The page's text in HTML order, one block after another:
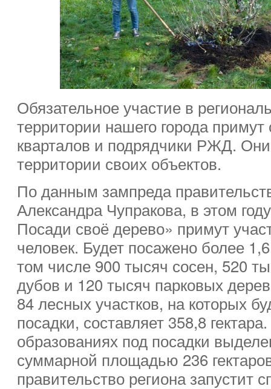
Обязательное участие в
территории нашего города
кварталов и подрядчики РЖД. Они
территории своих объектов.
По данным зампреда
Александра Чупракова, в этом
Посади своё дерево» примут
человек. Будет посажено более
том числе 900 тысяч сосен, 520
дубов и 120 тысяч парковых
84 лесных участков, на которых
посадки, составляет 358,8
образованиях под посадки
суммарной площадью 236
правительство региона запустит